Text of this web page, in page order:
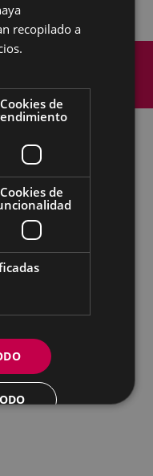
Aviso legal
Ayuntamiento
11 | 20600 Eibar
943 70 84 40
recopilado a
Cookies de
Cookies de